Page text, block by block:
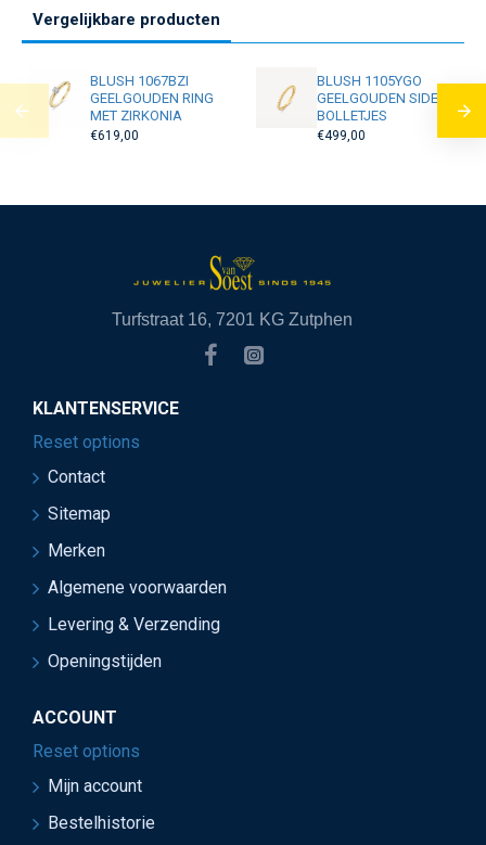
Vergelijkbare producten
BLUSH 1067BZI
GEELGOUDEN RING
MET ZIRKONIA
€619,00
BLUSH 1105YGO
GEELGOUDEN SIDER
BOLLETJES
€499,00
Turfstraat 16, 7201 KG Zutphen
KLANTENSERVICE
Reset options
Contact
Sitemap
Merken
Algemene voorwaarden
Levering & Verzending
Openingstijden
ACCOUNT
Reset options
Mijn account
Bestelhistorie